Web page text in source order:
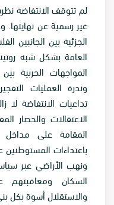
لم تتوقف الانتفاضة
غير رسمية عن
الجزئية بين الجانبين
العامة بشكل شبه
المواجهات الحربية
وندرة العمليات
تداعيات الانتفاضة لا
الاعتقالات والحصار
المقامة على مداخل
باعتداءات المستوطنين
ونهب الأراضي عبر
السكان ومعاقبتهم
والاستقلال أسوة بكل